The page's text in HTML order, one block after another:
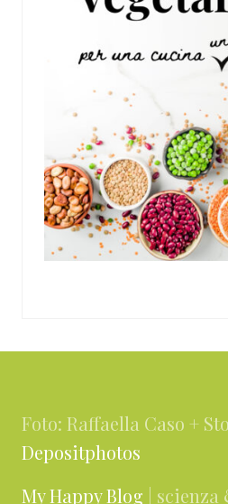
Foto: Raffaella Caso +
Depositphotos
My Happy Blog |